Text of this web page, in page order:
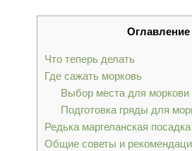
Оглавление
Что теперь делать
Где сажать морковь
Выбор места для моркови
Подготовка гряды для
Редька маргеланская
Общие советы и